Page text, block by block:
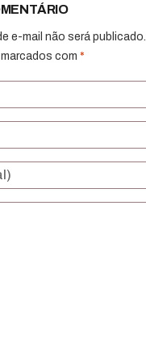
e-mail não será publicado.
com *